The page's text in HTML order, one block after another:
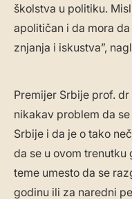
školstva u politiku.
apolitičan i da mora
znjanja i iskustva”,
Premijer Srbije prof.
nikakav problem da
Srbije i da je o tako
da se u ovom
teme umesto da se
godinu ili za naredni